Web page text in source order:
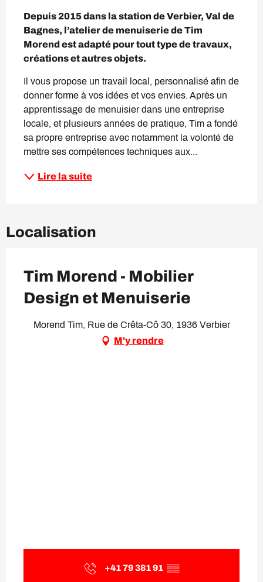
Depuis 2015 dans la station de Verbier, Val de
Bagnes, l’atelier de menuiserie de Tim
Morend est adapté pour tout type de travaux,
créations et autres objets.
​Il vous propose un travail local, personnalisé afin de
donner forme à vos idées et vos envies. ​Après un
apprentissage de menuisier dans une entreprise
locale, et plusieurs années de pratique, Tim a fondé
sa propre entreprise avec notamment la volonté de
mettre ses compétences techniques aux...
Lire la suite
Localisation
Tim Morend - Mobilier
Design et Menuiserie
Morend Tim, Rue de Crêta-Cô 30, 1936 Verbier
M'y rendre
+41 79 381 91 ▒▒